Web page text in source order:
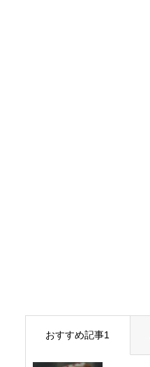
おすすめ記事1